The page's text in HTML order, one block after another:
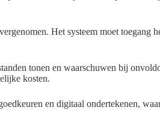
Het systeem moet toegang
tonen en waarschuwen bij
kosten.
en digitaal ondertekenen,